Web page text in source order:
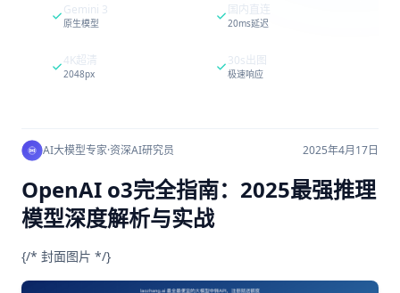
Gemini 3
原生模型
国内直连
20ms延迟
4K超清
2048px
30s出图
极速响应
AI大模型专家·资深AI研究员 2025年4月17日
OpenAI o3完全指南：2025最强推理
模型深度解析与实战
{/* 封面图片 */}